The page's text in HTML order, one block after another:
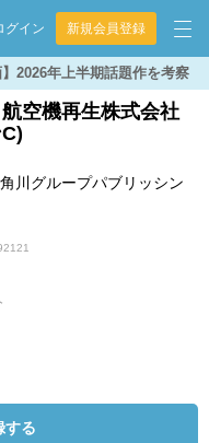
グイン 新規会員登録
2026年上半期話題作を考察
空機再生株式会社
川グループパブリッシン
する